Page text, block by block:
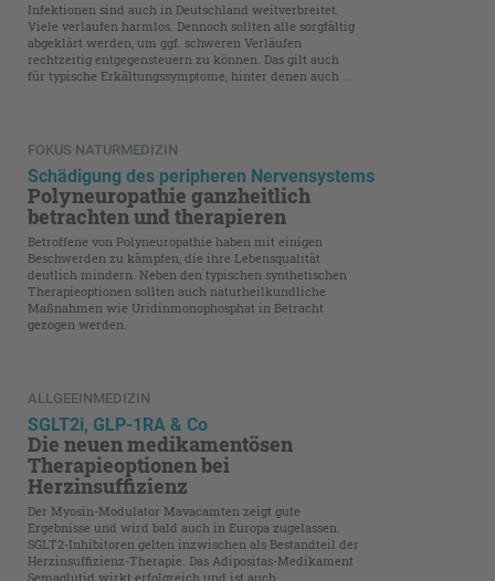
Infektionen sind auch in Deutschland weitverbreitet.
Viele verlaufen harmlos. Dennoch sollten alle sorgfältig
abgeklärt werden, um ggf. schweren Verläufen
rechtzeitig entgegensteuern zu können. Das gilt auch
für typische Erkältungssymptome, hinter denen auch ...
FOKUS NATURMEDIZIN
Schädigung des peripheren Nervensystems
Polyneuropathie ganzheitlich
betrachten und therapieren
Betroffene von Polyneuropathie haben mit einigen
Beschwerden zu kämpfen, die ihre Lebensqualität
deutlich mindern. Neben den typischen synthetischen
Therapieoptionen sollten auch naturheilkundliche
Maßnahmen wie Uridinmonophosphat in Betracht
gezogen werden.
ALLGEEINMEDIZIN
SGLT2i, GLP-1RA & Co
Die neuen medikamentösen
Therapieoptionen bei
Herzinsuffizienz
Der Myosin-Modulator Mavacamten zeigt gute
Ergebnisse und wird bald auch in Europa zugelassen.
SGLT2-Inhibitoren gelten inzwischen als Bestandteil der
Herzinsuffizienz-Therapie. Das Adipositas-Medikament
Semaglutid wirkt erfolgreich und ist auch ...